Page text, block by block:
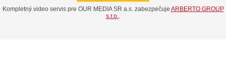
Kompletný video servis pre OUR MEDIA SR a.s. zabezpečuje ARBERTO GROUP
s.r.o..